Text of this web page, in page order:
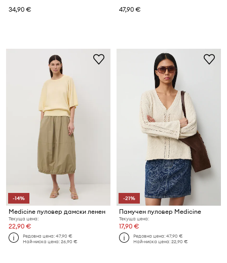
34,90 €
47,90 €
-14%
Medicine пуловер дамски ленен
Текуща цена:
22,90 €
Редовна цена:47,90 €
Най-ниска цена:26,90 €
-21%
Памучен пуловер Medicine
Текуща цена:
17,90 €
Редовна цена:47,90 €
Най-ниска цена:22,90 €